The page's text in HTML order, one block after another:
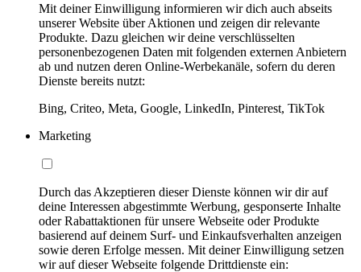
Mit deiner Einwilligung informieren wir dich auch abseits
unserer Website über Aktionen und zeigen dir relevante
Produkte. Dazu gleichen wir deine verschlüsselten
personenbezogenen Daten mit folgenden externen Anbietern
ab und nutzen deren Online-Werbekanäle, sofern du deren
Dienste bereits nutzt:
Bing, Criteo, Meta, Google, LinkedIn, Pinterest, TikTok
Marketing
Durch das Akzeptieren dieser Dienste können wir dir auf
deine Interessen abgestimmte Werbung, gesponserte Inhalte
oder Rabattaktionen für unsere Webseite oder Produkte
basierend auf deinem Surf- und Einkaufsverhalten anzeigen
sowie deren Erfolge messen. Mit deiner Einwilligung setzen
wir auf dieser Webseite folgende Drittdienste ein: